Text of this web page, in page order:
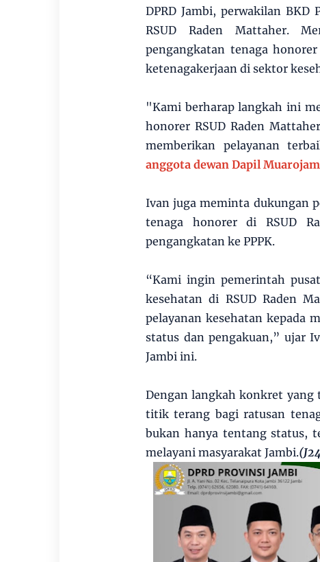
DPRD Jambi, perwakilan BKD
RSUD Raden Mattaher.
pengangkatan tenaga
ketenagakerjaan di sektor
"Kami berharap langkah ini
honorer RSUD Raden
memberikan pelayanan
anggota dewan Dapil
Ivan juga meminta dukungan
tenaga honorer di RSUD
pengangkatan ke PPPK.
“Kami ingin pemerintah
kesehatan di RSUD Raden
pelayanan kesehatan kepada
status dan pengakuan,” ujar
Jambi ini.
Dengan langkah konkret yang
titik terang bagi ratusan
bukan hanya tentang status,
melayani masyarakat Jambi.